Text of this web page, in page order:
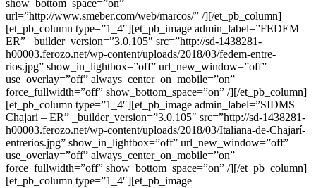
show_bottom_space=”on”
url=”http://www.smeber.com/web/marcos/” /][/et_pb_column]
[et_pb_column type=”1_4″][et_pb_image admin_label=”FEDEM –
ER” _builder_version=”3.0.105″ src=”http://sd-1438281-
h00003.ferozo.net/wp-content/uploads/2018/03/fedem-entre-
rios.jpg” show_in_lightbox=”off” url_new_window=”off”
use_overlay=”off” always_center_on_mobile=”on”
force_fullwidth=”off” show_bottom_space=”on” /][/et_pb_column]
[et_pb_column type=”1_4″][et_pb_image admin_label=”SIDMS
Chajari – ER” _builder_version=”3.0.105″ src=”http://sd-1438281-
h00003.ferozo.net/wp-content/uploads/2018/03/Italiana-de-Chajarí-
entrerios.jpg” show_in_lightbox=”off” url_new_window=”off”
use_overlay=”off” always_center_on_mobile=”on”
force_fullwidth=”off” show_bottom_space=”on” /][/et_pb_column]
[et_pb_column type=”1_4″][et_pb_image